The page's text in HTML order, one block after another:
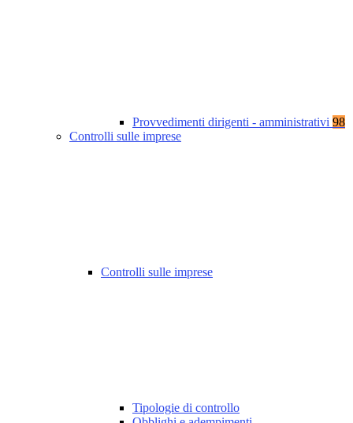
Provvedimenti dirigenti - amministrativi 98
Controlli sulle imprese
Controlli sulle imprese
Tipologie di controllo